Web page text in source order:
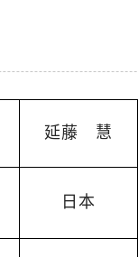
延藤 慧
日本